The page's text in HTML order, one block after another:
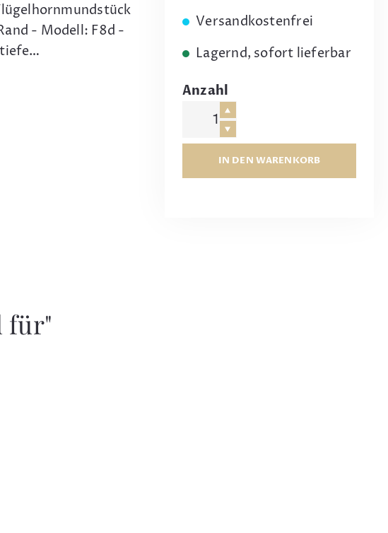
- Modell: F8d -
Versandkostenfrei
Lagernd, sofort lieferbar
Anzahl
IN DEN WARENKORB
für"